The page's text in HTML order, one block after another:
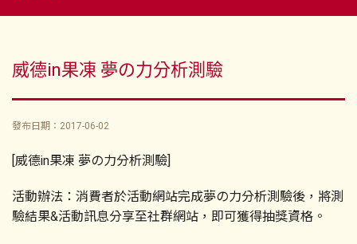
威德in果凍 夢の力分析測驗
發布日期：2017-06-02
[威德in果凍 夢の力分析測驗]
活動辦法：消費者於活動網站完成夢の力分析測驗後，將測
驗結果&活動訊息分享至社群網站，即可獲得抽獎資格。